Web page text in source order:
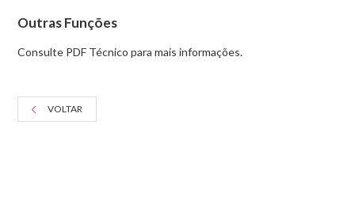
Outras Funções
Consulte PDF Técnico para mais informações.
VOLTAR